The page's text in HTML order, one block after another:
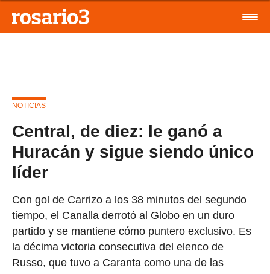
NOTICIAS
Central, de diez: le ganó a
Huracán y sigue siendo único
líder
Con gol de Carrizo a los 38 minutos del segundo
tiempo, el Canalla derrotó al Globo en un duro
partido y se mantiene cómo puntero exclusivo. Es
la décima victoria consecutiva del elenco de
Russo, que tuvo a Caranta como una de las